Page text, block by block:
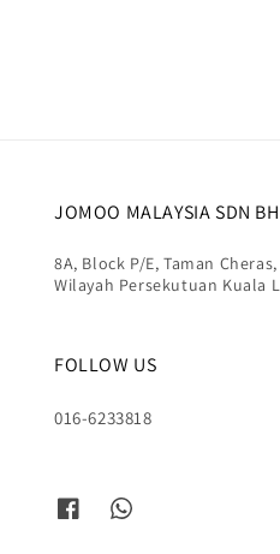
JOMOO MALAYSIA SDN
8A, Block P/E, Taman
Wilayah Persekutuan Kuala
FOLLOW US
016-6233818